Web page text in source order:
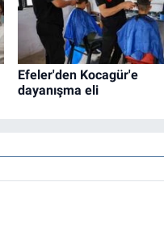
Efeler'den Kocagür'e
dayanışma eli